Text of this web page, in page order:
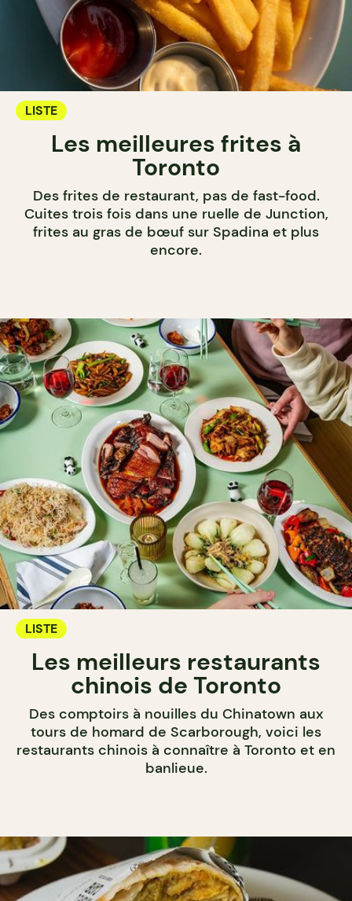
LISTE
Les meilleures frites à
Toronto
Des frites de restaurant, pas de fast-food.
Cuites trois fois dans une ruelle de Junction,
frites au gras de bœuf sur Spadina et plus
encore.
LISTE
Les meilleurs restaurants
chinois de Toronto
Des comptoirs à nouilles du Chinatown aux
tours de homard de Scarborough, voici les
restaurants chinois à connaître à Toronto et en
banlieue.